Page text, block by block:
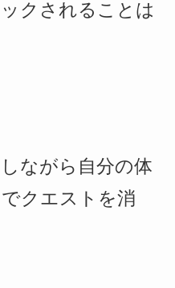
クされることは
ながら自分の体
クエストを消